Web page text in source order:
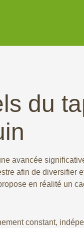
du
avancée
afin de diversifier
en réalité un
constant,